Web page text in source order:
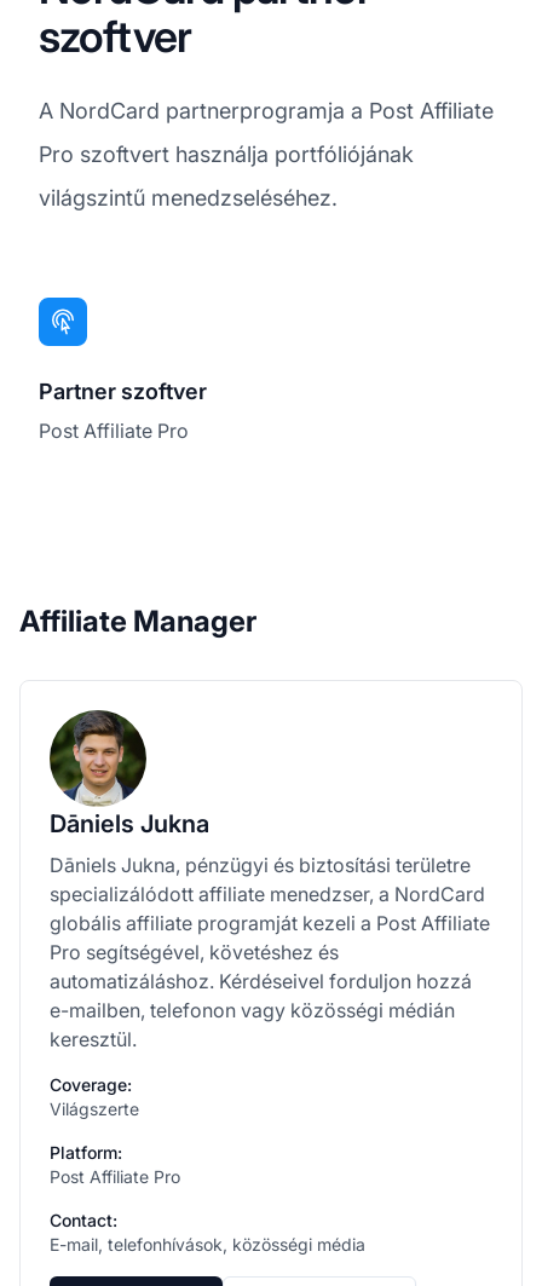
szoftver
A NordCard partnerprogramja a Post Affiliate
Pro szoftvert használja portfóliójának
világszintű menedzseléséhez.
Partner szoftver
Post Affiliate Pro
Affiliate Manager
Dāniels Jukna
Dāniels Jukna, pénzügyi és biztosítási területre
specializálódott affiliate menedzser, a NordCard
globális affiliate programját kezeli a Post Affiliate
Pro segítségével, követéshez és
automatizáláshoz. Kérdéseivel forduljon hozzá
e-mailben, telefonon vagy közösségi médián
keresztül.
Coverage:
Világszerte
Platform:
Post Affiliate Pro
Contact:
E-mail, telefonhívások, közösségi média